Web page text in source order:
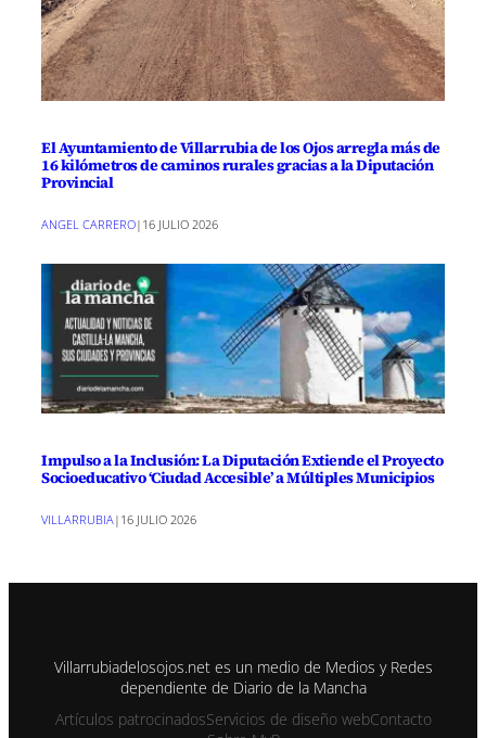
El Ayuntamiento de Villarrubia de los Ojos arregla más de
16 kilómetros de caminos rurales gracias a la Diputación
Provincial
ANGEL CARRERO| 16 JULIO 2026
Impulso a la Inclusión: La Diputación Extiende el Proyecto
Socioeducativo ‘Ciudad Accesible’ a Múltiples Municipios
VILLARRUBIA | 16 JULIO 2026
Villarrubiadelosojos.net es un medio de Medios y Redes
dependiente de Diario de la Mancha
Artículos patrocinadosServicios de diseño webContacto